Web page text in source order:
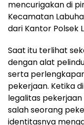
mencurigakan di
Kecamatan
dari Kantor Polsek
Saat itu terlihat
dengan alat
serta
pekerjaan. Ketika
legalitas
salah seorang
identitasnya